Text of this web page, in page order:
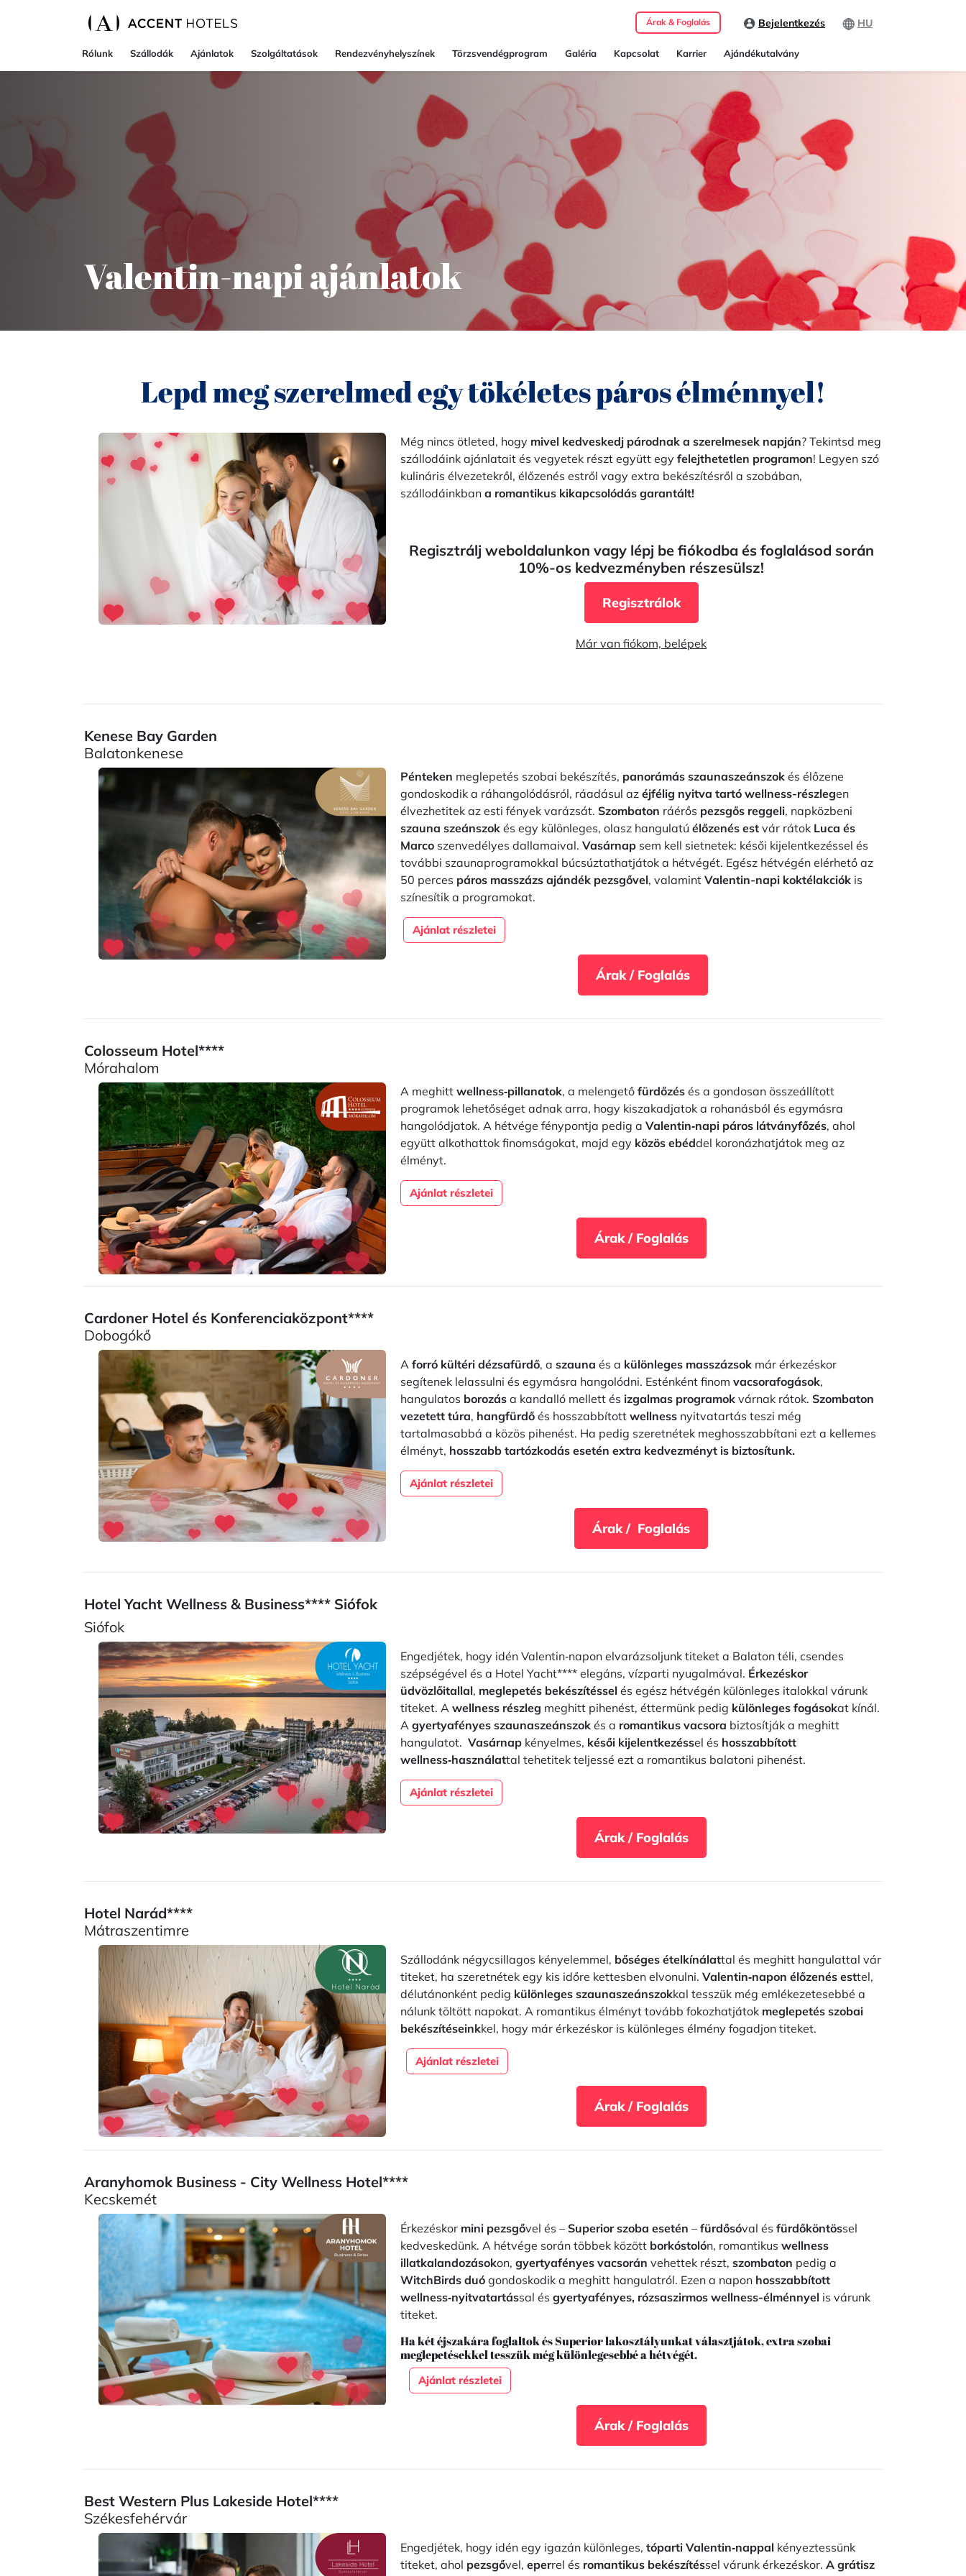
Árak & Foglalás Bejelentkezés HU
Rólunk Szállodák Ajánlatok Szolgáltatások Rendezvényhelyszínek Törzsvendégprogram Galéria Kapcsolat Karrier Ajándékutalvány
Valentin-napi ajánlatok
Lepd meg szerelmed egy tökéletes páros élménnyel!
Még nincs ötleted, hogy mivel kedveskedj párodnak a szerelmesek napján? Tekintsd meg
szállodáink ajánlatait és vegyetek részt együtt egy felejthetetlen programon! Legyen szó
kulináris élvezetekről, élőzenés estről vagy extra bekészítésről a szobában,
szállodáinkban a romantikus kikapcsolódás garantált!
Regisztrálj weboldalunkon vagy lépj be fiókodba és foglalásod során
10%-os kedvezményben részesülsz!
Regisztrálok
Már van fiókom, belépek
Kenese Bay Garden
Balatonkenese
Pénteken meglepetés szobai bekészítés, panorámás szaunaszeánszok és élőzene
gondoskodik a ráhangolódásról, ráadásul az éjfélig nyitva tartó wellness-részlegen
élvezhetitek az esti fények varázsát. Szombaton ráérős pezsgős reggeli, napközbeni
szauna szeánszok és egy különleges, olasz hangulatú élőzenés est vár rátok Luca és
Marco szenvedélyes dallamaival. Vasárnap sem kell sietnetek: késői kijelentkezéssel és
további szaunaprogramokkal búcsúztathatjátok a hétvégét. Egész hétvégén elérhető az
50 perces páros masszázs ajándék pezsgővel, valamint Valentin-napi koktélakciók is
színesítik a programokat.
Ajánlat részletei
Árak / Foglalás
Colosseum Hotel****
Mórahalom
A meghitt wellness‑pillanatok, a melengető fürdőzés és a gondosan összeállított
programok lehetőséget adnak arra, hogy kiszakadjatok a rohanásból és egymásra
hangolódjatok. A hétvége fénypontja pedig a Valentin‑napi páros látványfőzés, ahol
együtt alkothattok finomságokat, majd egy közös ebéddel koronázhatjátok meg az
élményt.
Ajánlat részletei
Árak / Foglalás
Cardoner Hotel és Konferenciaközpont****
Dobogókő
A forró kültéri dézsafürdő, a szauna és a különleges masszázsok már érkezéskor
segítenek lelassulni és egymásra hangolódni. Esténként finom vacsorafogások,
hangulatos borozás a kandalló mellett és izgalmas programok várnak rátok. Szombaton
vezetett túra, hangfürdő és hosszabbított wellness nyitvatartás teszi még
tartalmasabbá a közös pihenést. Ha pedig szeretnétek meghosszabbítani ezt a kellemes
élményt, hosszabb tartózkodás esetén extra kedvezményt is biztosítunk.
Ajánlat részletei
Árak / Foglalás
Hotel Yacht Wellness & Business**** Siófok
Siófok
Engedjétek, hogy idén Valentin‑napon elvarázsoljunk titeket a Balaton téli, csendes
szépségével és a Hotel Yacht**** elegáns, vízparti nyugalmával. Érkezéskor
üdvözlőitallal, meglepetés bekészítéssel és egész hétvégén különleges italokkal várunk
titeket. A wellness részleg meghitt pihenést, éttermünk pedig különleges fogásokat kínál.
A gyertyafényes szaunaszeánszok és a romantikus vacsora biztosítják a meghitt
hangulatot. Vasárnap kényelmes, késői kijelentkezéssel és hosszabbított
wellness‑használattal tehetitek teljessé ezt a romantikus balatoni pihenést.
Ajánlat részletei
Árak / Foglalás
Hotel Narád****
Mátraszentimre
Szállodánk négycsillagos kényelemmel, bőséges ételkínálattal és meghitt hangulattal vár
titeket, ha szeretnétek egy kis időre kettesben elvonulni. Valentin‑napon élőzenés esttel,
délutánonként pedig különleges szaunaszeánszokkal tesszük még emlékezetesebbé a
nálunk töltött napokat. A romantikus élményt tovább fokozhatjátok meglepetés szobai
bekészítéseinkkel, hogy már érkezéskor is különleges élmény fogadjon titeket.
Ajánlat részletei
Árak / Foglalás
Aranyhomok Business - City Wellness Hotel****
Kecskemét
Érkezéskor mini pezsgővel és – Superior szoba esetén – fürdősóval és fürdőköntössel
kedveskedünk. A hétvége során többek között borkóstolón, romantikus wellness
illatkalandozásokon, gyertyafényes vacsorán vehettek részt, szombaton pedig a
WitchBirds duó gondoskodik a meghitt hangulatról. Ezen a napon hosszabbított
wellness‑nyitvatartással és gyertyafényes, rózsaszirmos wellness-élménnyel is várunk
titeket.
Ha két éjszakára foglaltok és Superior lakosztályunkat választjátok, extra szobai
meglepetésekkel tesszük még különlegesebbé a hétvégét.
Ajánlat részletei
Árak / Foglalás
Best Western Plus Lakeside Hotel****
Székesfehérvár
Engedjétek, hogy idén egy igazán különleges, tóparti Valentin‑nappal kényeztessünk
titeket, ahol pezsgővel, eperrel és romantikus bekészítéssel várunk érkezéskor. A grátisz